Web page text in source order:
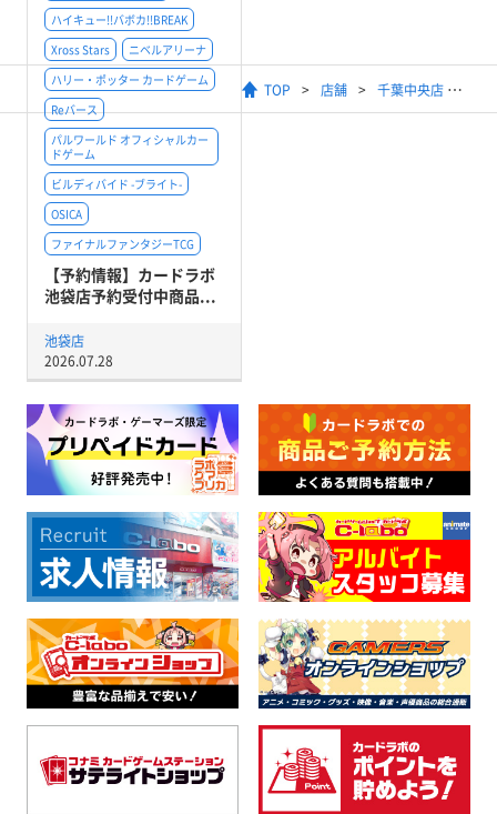
ハイキュー!!バボカ!!BREAK
Xross Stars
ニベルアリーナ
ハリー・ポッター カードゲーム
Reバース
パルワールド オフィシャルカー
ドゲーム
ビルディバイド -ブライト-
OSICA
ファイナルファンタジーTCG
【予約情報】カードラボ
池袋店予約受付中商品...
池袋店
2026.07.28
TOP 店舗 千葉中央店